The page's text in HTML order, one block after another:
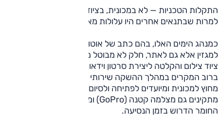
התקלות הטכניות — לא במכונית, בציוד הצילום — היו מבורכות,
למרות שבתנאים אחרים היו עלולות מאוד לעצבן אותי.
כמנהג הימים האלו, בהם כתב של אוטו חייב לספק חומר לא רק
למגזין אלא גם לאתר, חלק לא מבוטל מהזמן מוקדש להתקנת
ציוד צילום והקלטה ליצירת סרטון וידאו. יצרניות הרכב מספקות
ברוב המקרים במהלך ההשקה שירותי צילום לדברים הנאמרים
מחוץ למכונית ומיועדים לפתיחה ולסיום של הסרטון. בנוסף, הם
מתקינים גם מצלמה קטנה (GoPro) ומכשיר הקלטה ליצירת
החומר הדרוש בזמן הנסיעה.